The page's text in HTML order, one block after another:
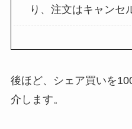
り、注文はキャンセ
後ほど、シェア買いを
介します。